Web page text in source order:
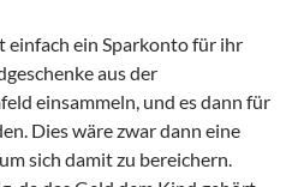
einfach ein Sparkonto für ihr
aus der
einsammeln, und es dann für
Dies wäre zwar dann eine
sich damit zu bereichern.